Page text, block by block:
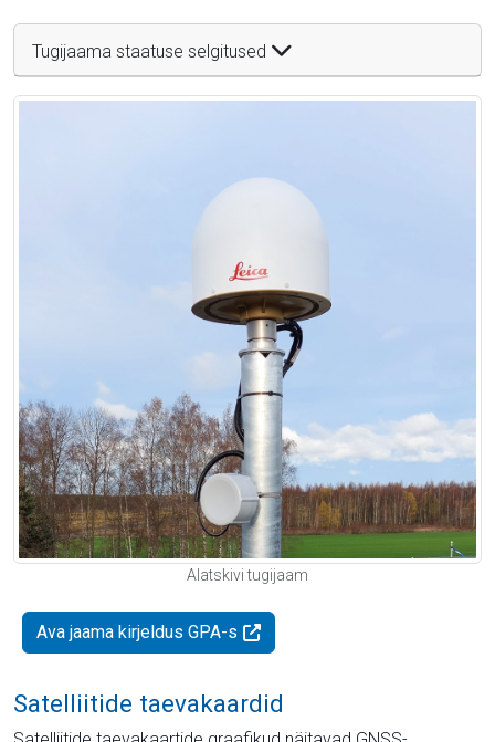
Tugijaama staatuse selgitused
Alatskivi tugijaam
Ava jaama kirjeldus GPA-s
Satelliitide taevakaardid